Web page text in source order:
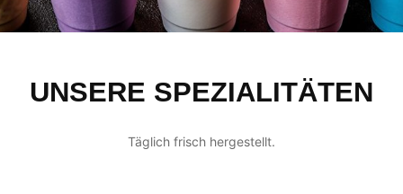
UNSERE SPEZIALITÄTEN
Täglich frisch hergestellt.